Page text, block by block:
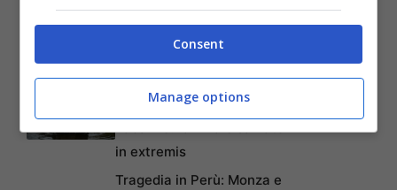
di Rust
cane meticcio, senza cibo
né acqua durante le
vacanze: l’animale salvato
in extremis
Tragedia in Perù: Monza e
Consent
Manage options